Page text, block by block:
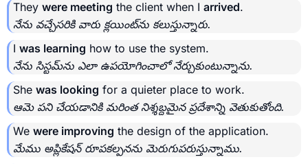
They were meeting the client when I arrived.
నేను వచ్చేసరికి వారు క్లయింట్‌ను కలుస్తున్నారు.
I was learning how to use the system.
నేను సిస్టమ్‌ను ఎలా ఉపయోగించాలో నేర్చుకుంటున్నాను.
She was looking for a quieter place to work.
ఆమె పని చేయడానికి మరింత నిశ్శబ్దమైన ప్రదేశాన్ని వెతుకుతోంది.
We were improving the design of the application.
మేము అప్లికేషన్ రూపకల్పనను మెరుగుపరుస్తున్నాము.